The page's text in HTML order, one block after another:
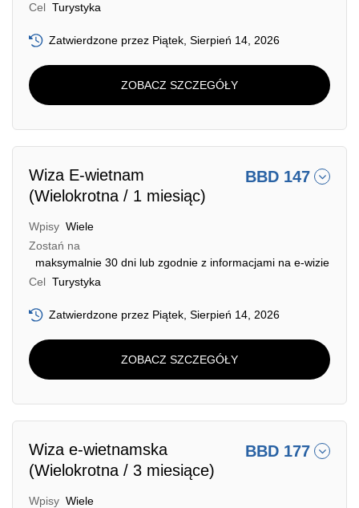
Cel Turystyka
Zatwierdzone przez Piątek, Sierpień 14, 2026
ZOBACZ SZCZEGÓŁY
Wiza E-wietnam
(Wielokrotna / 1 miesiąc)
BBD 147
Wpisy Wiele
Zostań na
maksymalnie 30 dni lub zgodnie z informacjami na e-wizie
Cel Turystyka
Zatwierdzone przez Piątek, Sierpień 14, 2026
ZOBACZ SZCZEGÓŁY
Wiza e-wietnamska
(Wielokrotna / 3 miesiące)
BBD 177
Wpisy Wiele